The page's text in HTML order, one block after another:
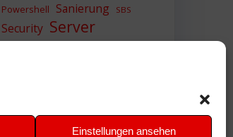
Einstellungen ansehen
Powershell Sanierung SBS
Security Server
Sicherheit SIEM
VMWare VPN WAZUH